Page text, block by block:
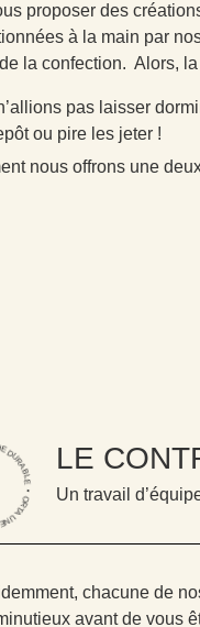
proposer des
à la main par
la confection. Alors,
pas laisser
ou pire les jeter !
nous offrons une
• LE
Un travail
chacune de
avant de vous